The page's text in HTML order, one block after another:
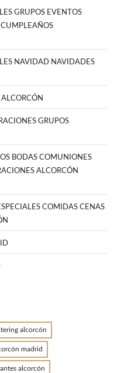
GRUPOS EVENTOS
NAVIDAD NAVIDADES
GRUPOS
BODAS COMUNIONES
ALCORCÓN
COMIDAS CENAS
alcorcón
madrid
alcorcón